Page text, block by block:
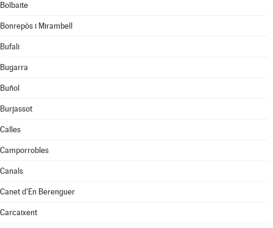
Bolbaite
Bonrepòs i Mirambell
Bufali
Bugarra
Buñol
Burjassot
Calles
Camporrobles
Canals
Canet d'En Berenguer
Carcaixent